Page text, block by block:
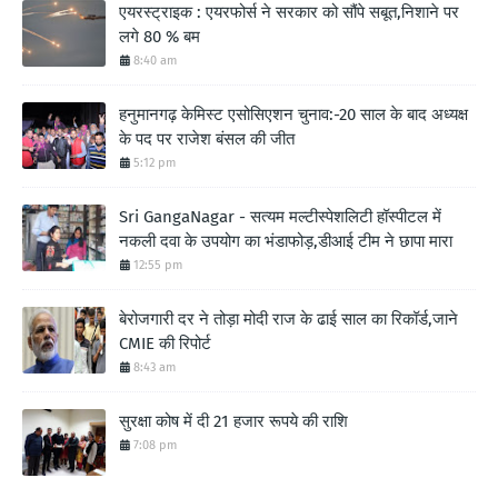
एयरस्ट्राइक : एयरफोर्स ने सरकार को सौंपे सबूत,निशाने पर
लगे 80 % बम
8:40 am
हनुमानगढ़ केमिस्ट एसोसिएशन चुनाव:-20 साल के बाद अध्यक्ष
के पद पर राजेश बंसल की जीत
5:12 pm
Sri GangaNagar - सत्यम मल्टीस्पेशलिटी हॉस्पीटल में
नकली दवा के उपयोग का भंडाफोड़,डीआई टीम ने छापा मारा
12:55 pm
बेरोजगारी दर ने तोड़ा मोदी राज के ढाई साल का रिकॉर्ड,जाने
CMIE की रिपोर्ट
8:43 am
सुरक्षा कोष में दी 21 हजार रूपये की राशि
7:08 pm